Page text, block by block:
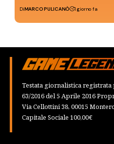
DiMARCO PULICANÒ 1 giorno fa
Testata giornalistica
63/2016 del 5 Aprile 2016
Via Cellottini 38, 00015
Capitale Sociale 100,00€